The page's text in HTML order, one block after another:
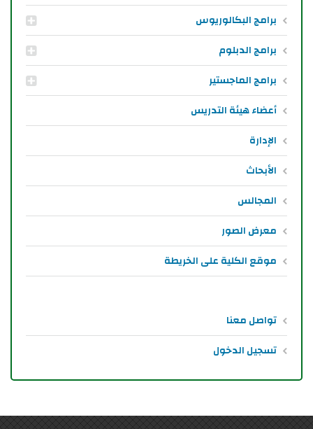
برامج البكالوريوس
برامج الدبلوم
برامج الماجستير
أعضاء هيئة التدريس
الإدارة
الأبحاث
المجالس
معرض الصور
موقع الكلية على الخريطة
تواصل معنا
تسجيل الدخول